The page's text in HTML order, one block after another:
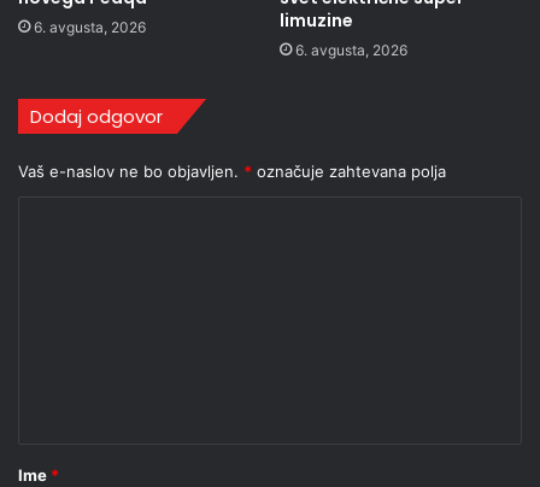
6. avgusta, 2026
limuzine
6. avgusta, 2026
Dodaj odgovor
Vaš e-naslov ne bo objavljen. * označuje zahtevana polja
rIme *